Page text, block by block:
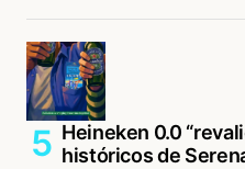
Heineken 0.0
históricos de